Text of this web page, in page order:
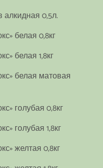
алкидная 0,5л.
белая 0,8кг
белая 1,8кг
белая матовая
голубая 0,8кг
голубая 1,8кг
желтая 0,8кг